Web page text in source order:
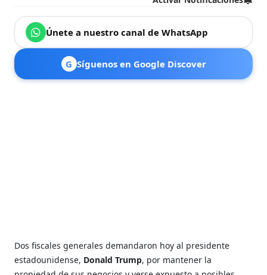
Únete a nuestro canal de WhatsApp
G Síguenos en Google Discover
Dos fiscales generales demandaron hoy al presidente
estadounidense, Donald Trump, por mantener la